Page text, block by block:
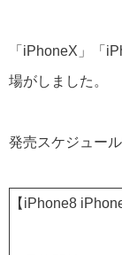
「iPhoneX」「
場がしました。
発売スケジュール
【iPhone8